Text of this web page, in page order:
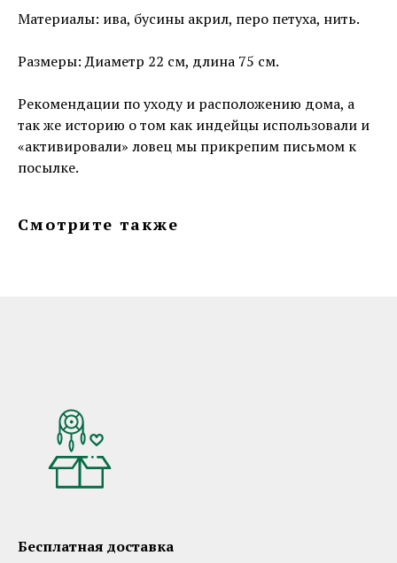
Материалы: ива, бусины акрил, перо петуха, нить.
Размеры: Диаметр 22 см, длина 75 см.
Рекомендации по уходу и расположению дома, а
так же историю о том как индейцы использовали и
«активировали» ловец мы прикрепим письмом к
посылке.
Смотрите также
Бесплатная доставка